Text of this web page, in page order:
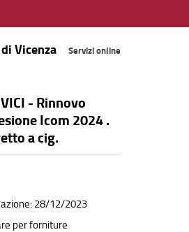
Vicenza Servizi online
- Rinnovo
Icom 2024 .
a cig.
28/12/2023
per forniture